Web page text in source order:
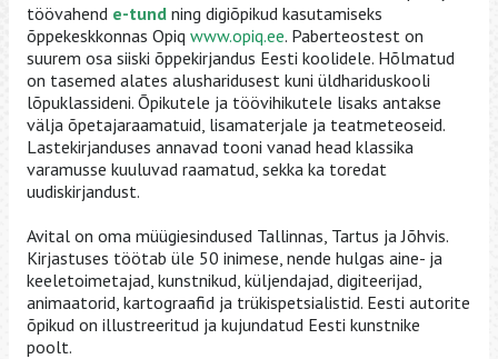
töövahend e-tund ning digiõpikud kasutamiseks
õppekeskkonnas Opiq www.opiq.ee. Paberteostest on
suurem osa siiski õppekirjandus Eesti koolidele. Hõlmatud
on tasemed alates alusharidusest kuni üldhariduskooli
lõpuklassideni. Õpikutele ja töövihikutele lisaks antakse
välja õpetajaraamatuid, lisamaterjale ja teatmeteoseid.
Lastekirjanduses annavad tooni vanad head klassika
varamusse kuuluvad raamatud, sekka ka toredat
uudiskirjandust.
Avital on oma müügiesindused Tallinnas, Tartus ja Jõhvis.
Kirjastuses töötab üle 50 inimese, nende hulgas aine- ja
keeletoimetajad, kunstnikud, küljendajad, digiteerijad,
animaatorid, kartograafid ja trükispetsialistid. Eesti autorite
õpikud on illustreeritud ja kujundatud Eesti kunstnike
poolt.